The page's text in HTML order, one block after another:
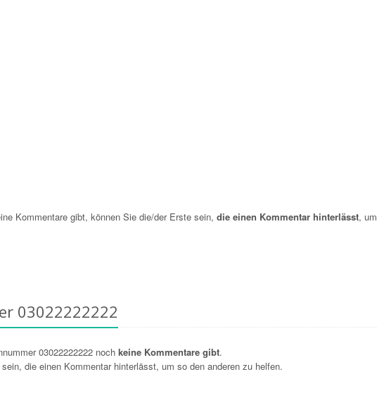
Kommentare gibt, können Sie die/der Erste sein, die einen Kommentar hinterlässt, um
03022222222
03022222222 nochkeine Kommentare gibt.
die einen Kommentar hinterlässt, um so den anderen zu helfen.